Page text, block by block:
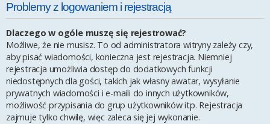
Problemy z logowaniem i rejestracją
Dlaczego w ogóle muszę się rejestrować?
Możliwe, że nie musisz. To od administratora witryny zależy czy,
aby pisać wiadomości, konieczna jest rejestracja. Niemniej
rejestracja umożliwia dostęp do dodatkowych funkcji
niedostępnych dla gości, takich jak własny awatar, wysyłanie
prywatnych wiadomości i e-maili do innych użytkowników,
możliwość przypisania do grup użytkowników itp. Rejestracja
zajmuje tylko chwilę, więc zaleca się jej wykonanie.